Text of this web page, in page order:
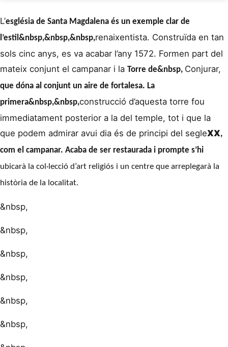
L’església de Santa Magdalena és un exemple clar de
l’estil&nbsp,&nbsp,&nbsp,renaixentista. Construïda en tan
sols cinc anys, es va acabar l’any 1572. Formen part del
mateix conjunt el campanar i la Torre de&nbsp, Conjurar,
que dóna al conjunt un aire de fortalesa. La
primera&nbsp,&nbsp,construcció d’aquesta torre fou
immediatament posterior a la del temple, tot i que la
que podem admirar avui dia és de principi del segleXX,
com el campanar. Acaba de ser restaurada i prompte s’hi
ubicarà la col·lecció d’art religiós i un centre que arreplegarà la
història de la localitat.
&nbsp,
&nbsp,
&nbsp,
&nbsp,
&nbsp,
&nbsp,